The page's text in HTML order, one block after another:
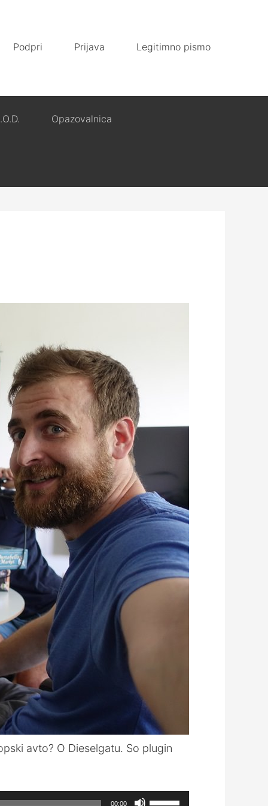
Podpri Prijava Legitimno pismo
Opazovalnica
avto? O Dieselgatu. So plugin
00:00
Use